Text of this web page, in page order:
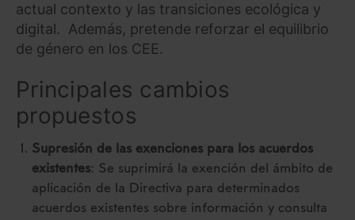
actual contexto y las transiciones ecológica y
digital. Además, pretende reforzar el equilibrio
de género en los CEE.
Principales cambios
propuestos
Supresión de las exenciones para los acuerdos
existentes: Se suprimirá la exención del ámbito de
aplicación de la Directiva para determinados
acuerdos existentes sobre información y consulta